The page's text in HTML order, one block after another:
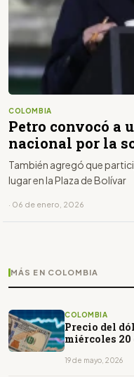
COLOMBIA
Petro convocó a
nacional por la
También agregó que
lugar en la Plaza de Bolívar
· 06 de enero, 2026
MÁS EN COLOMBIA
COLOMBIA
Precio del
miércoles 20
19 de mayo, 2026